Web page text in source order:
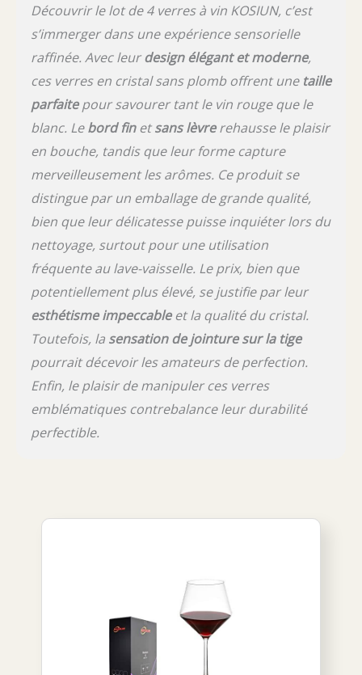
Découvrir le lot de 4 verres à vin KOSIUN, c’est
s’immerger dans une expérience sensorielle
raffinée. Avec leurdesign élégant et moderne,
ces verres en cristal sans plomb offrent une taille
parfaitepour savourer tant le vin rouge que le
blanc. Lebord finetsans lèvrerehausse le plaisir
en bouche, tandis que leur forme capture
merveilleusement les arômes. Ce produit se
distingue par un emballage de grande qualité,
bien que leur délicatesse puisse inquiéter lors du
nettoyage, surtout pour une utilisation
fréquente au lave-vaisselle. Le prix, bien que
potentiellement plus élevé, se justifie par leur
esthétisme impeccableet la qualité du cristal.
Toutefois, la sensation de jointure sur la tige
pourrait décevoir les amateurs de perfection.
Enfin, le plaisir de manipuler ces verres
emblématiques contrebalance leur durabilité
perfectible.